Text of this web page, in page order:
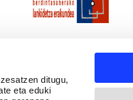
ditugu,
eta eduki